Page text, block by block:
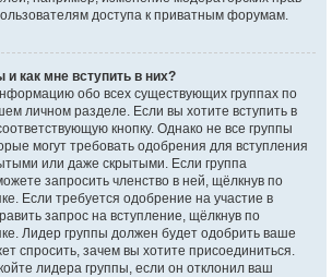
доступа к приватным форумам.
и как мне вступить в них?
обо всех существующих группах по
личном разделе. Если вы хотите вступить в
кнопку. Однако не все группы
могут требовать одобрения для вступления
или даже скрытыми. Если группа
запросить членство в ней, щёлкнув по
Если требуется одобрение на участие в
запрос на вступление, щёлкнув по
Лидер группы должен будет одобрить ваше
спросить, зачем вы хотите присоединиться.
лидера группы, если он отклонил ваш